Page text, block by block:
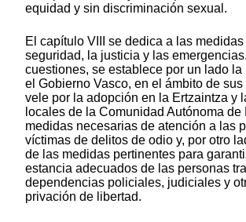
equidad y sin discriminación sexual.
El capítulo VIII se dedica a las
seguridad, la justicia y las
cuestiones, se establece por un lado
el Gobierno Vasco, en el ámbito de
vele por la adopción en la Ertzaintza y
locales de la Comunidad Autónoma
medidas necesarias de atención a las
víctimas de delitos de odio y, por otro
de las medidas pertinentes para
estancia adecuados de las personas
dependencias policiales, judiciales y
privación de libertad.